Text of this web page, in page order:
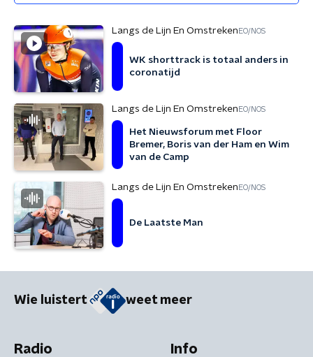
Langs de Lijn En Omstreken EO/NOS
WK shorttrack is totaal anders in
coronatijd
Langs de Lijn En Omstreken EO/NOS
Het Nieuwsforum met Floor
Bremer, Boris van der Ham en Wim
van de Camp
Langs de Lijn En Omstreken EO/NOS
De Laatste Man
Wie luistert weet meer
Radio Info